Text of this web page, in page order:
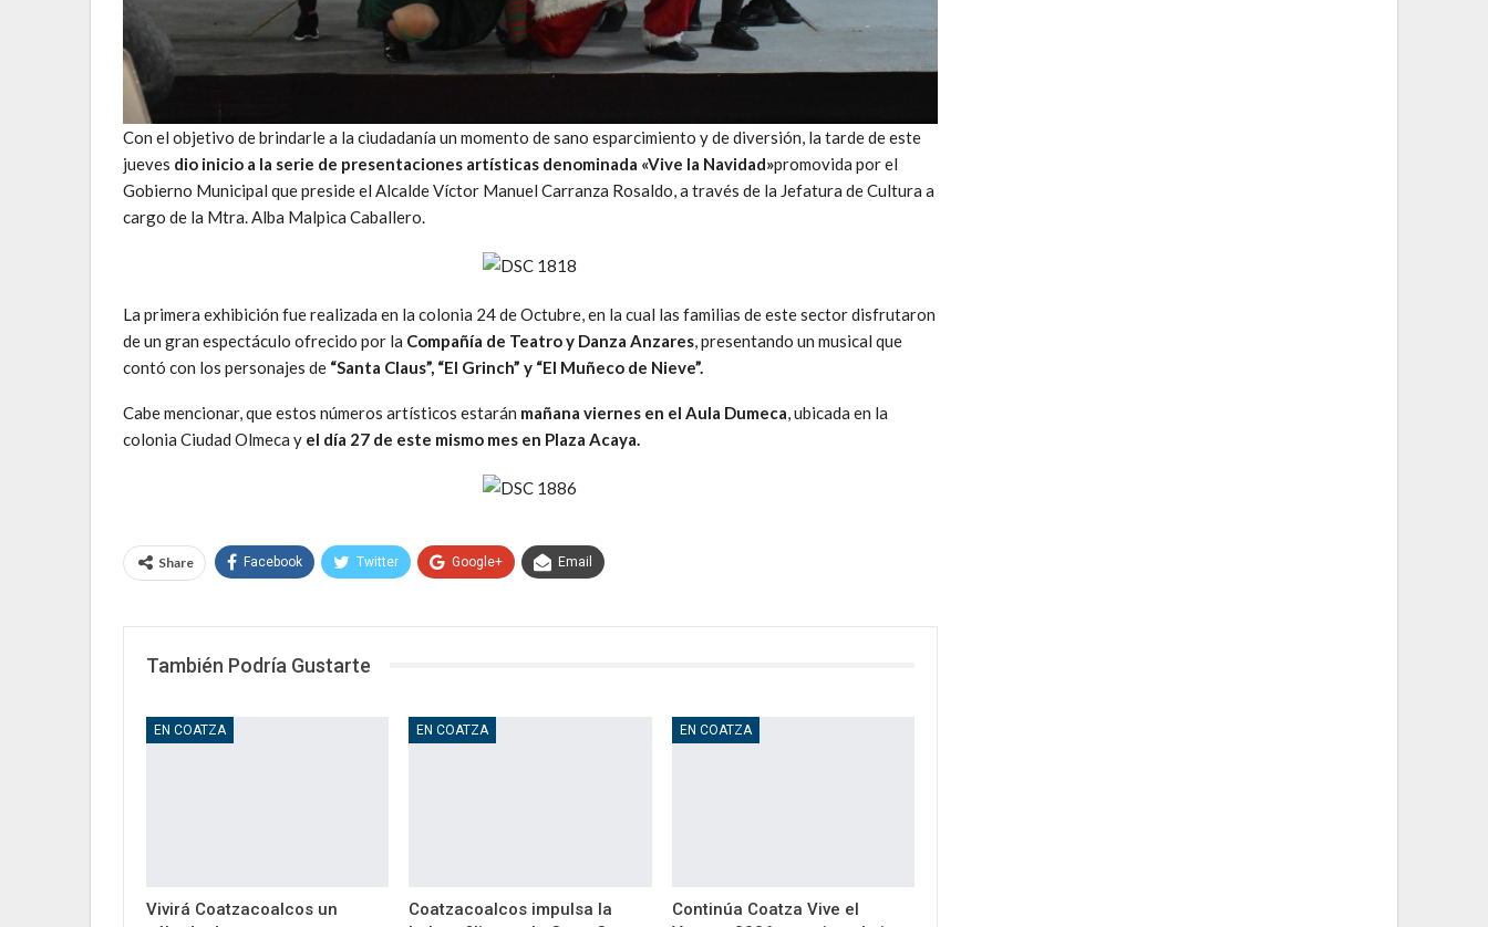
Con el objetivo de brindarle a la ciudadanía un momento de sano esparcimiento y de diversión, la tarde de este
jueves dio inicio a la serie de presentaciones artísticas denominada «Vive la Navidad»promovida por el
Gobierno Municipal que preside el Alcalde Víctor Manuel Carranza Rosaldo, a través de la Jefatura de Cultura a
cargo de la Mtra. Alba Malpica Caballero.
La primera exhibición fue realizada en la colonia 24 de Octubre, en la cual las familias de este sector disfrutaron
de un gran espectáculo ofrecido por la Compañía de Teatro y Danza Anzares, presentando un musical que
contó con los personajes de “Santa Claus”, “El Grinch” y “El Muñeco de Nieve”.
Cabe mencionar, que estos números artísticos estarán mañana viernes en el Aula Dumeca, ubicada en la
colonia Ciudad Olmeca y el día 27 de este mismo mes en Plaza Acaya.
Share Facebook Twitter Google+ Email
También Podría Gustarte
EN COATZA
Vivirá Coatzacoalcos un
EN COATZA
Coatzacoalcos impulsa la
EN COATZA
Continúa Coatza Vive el